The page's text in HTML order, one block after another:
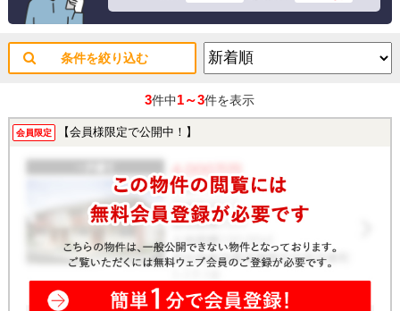
条件を絞り込む
3件中1～3件を表示
会員限定 【会員様限定で公開中！】